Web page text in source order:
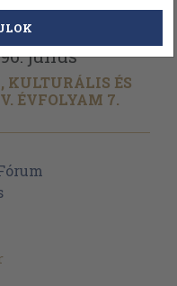
Válasszon példányt
július
ÉS
ÉVFOLYAM 7.